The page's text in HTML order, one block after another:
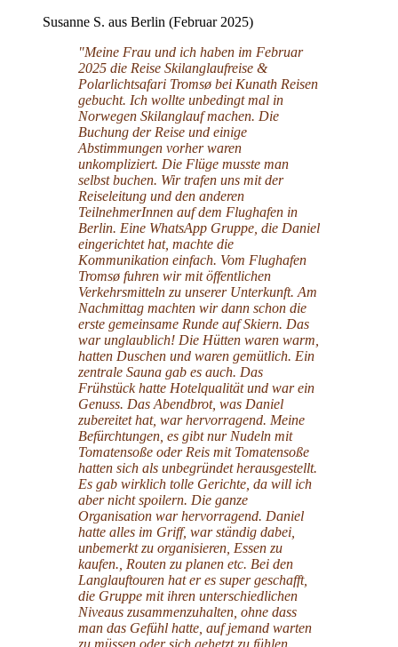
Susanne S. aus Berlin (Februar 2025)
"Meine Frau und ich haben im Februar
2025 die Reise Skilanglaufreise &
Polarlichtsafari Tromsø bei Kunath Reisen
gebucht. Ich wollte unbedingt mal in
Norwegen Skilanglauf machen. Die
Buchung der Reise und einige
Abstimmungen vorher waren
unkompliziert. Die Flüge musste man
selbst buchen. Wir trafen uns mit der
Reiseleitung und den anderen
TeilnehmerInnen auf dem Flughafen in
Berlin. Eine WhatsApp Gruppe, die Daniel
eingerichtet hat, machte die
Kommunikation einfach. Vom Flughafen
Tromsø fuhren wir mit öffentlichen
Verkehrsmitteln zu unserer Unterkunft. Am
Nachmittag machten wir dann schon die
erste gemeinsame Runde auf Skiern. Das
war unglaublich! Die Hütten waren warm,
hatten Duschen und waren gemütlich. Ein
zentrale Sauna gab es auch. Das
Frühstück hatte Hotelqualität und war ein
Genuss. Das Abendbrot, was Daniel
zubereitet hat, war hervorragend. Meine
Befürchtungen, es gibt nur Nudeln mit
Tomatensoße oder Reis mit Tomatensoße
hatten sich als unbegründet herausgestellt.
Es gab wirklich tolle Gerichte, da will ich
aber nicht spoilern. Die ganze
Organisation war hervorragend. Daniel
hatte alles im Griff, war ständig dabei,
unbemerkt zu organisieren, Essen zu
kaufen., Routen zu planen etc. Bei den
Langlauftouren hat er es super geschafft,
die Gruppe mit ihren unterschiedlichen
Niveaus zusammenzuhalten, ohne dass
man das Gefühl hatte, auf jemand warten
zu müssen oder sich gehetzt zu fühlen.